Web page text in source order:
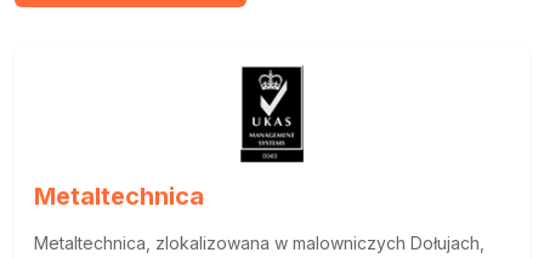
Metaltechnica
Metaltechnica, zlokalizowana w malowniczych Dołujach,